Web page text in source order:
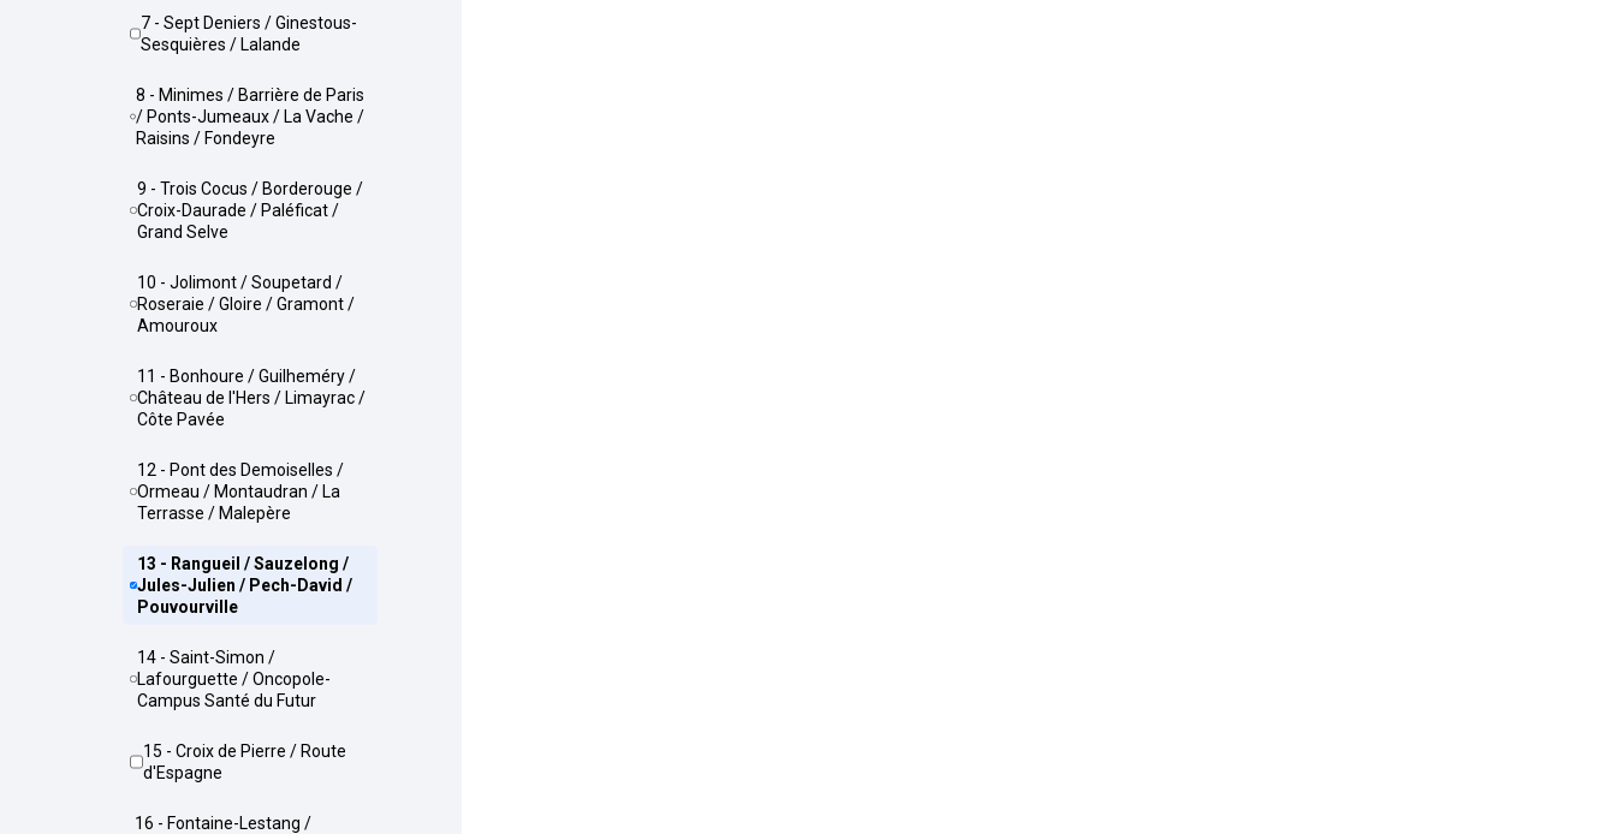
7 - Sept Deniers / Ginestous-
Sesquières / Lalande
8 - Minimes / Barrière de Paris
/ Ponts-Jumeaux / La Vache /
Raisins / Fondeyre
9 - Trois Cocus / Borderouge /
Croix-Daurade / Paléficat /
Grand Selve
10 - Jolimont / Soupetard /
Roseraie / Gloire / Gramont /
Amouroux
11 - Bonhoure / Guilheméry /
Château de l'Hers / Limayrac /
Côte Pavée
12 - Pont des Demoiselles /
Ormeau / Montaudran / La
Terrasse / Malepère
13 - Rangueil / Sauzelong /
Jules-Julien / Pech-David /
Pouvourville
14 - Saint-Simon /
Lafourguette / Oncopole-
Campus Santé du Futur
15 - Croix de Pierre / Route
d'Espagne
16 - Fontaine-Lestang /